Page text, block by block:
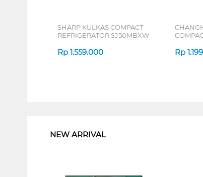
SHARP KULKAS COMPACT
REFRIGERATOR SJ50MBXW
Rp 1.559.000 Rp
NEW ARRIVAL